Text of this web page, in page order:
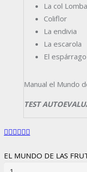
La col
Coliflor
La endivia
La escarola
El espárrago
Manual el Mundo
TEST
EL MUNDO DE LAS